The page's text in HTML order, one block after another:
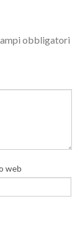
obbligatori
web